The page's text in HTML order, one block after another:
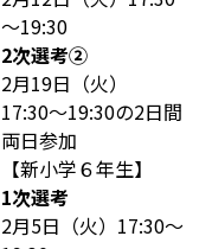
～19:30
2次選考②
2月19日（火）
17:30〜19:30の2日間
両日参加
【新小学６年生】
1次選考
2月5日（火）17:30～